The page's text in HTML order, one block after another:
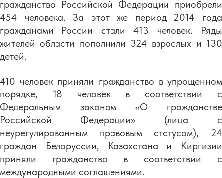
гражданство Российской Федерации приобрели
454 человека. За этот же период 2014 года
гражданами России стали 413 человек. Ряды
жителей области пополнили 324 взрослых и 130
детей.
410 человек приняли гражданство в упрощенном
порядке, 18 человек в соответствии с
Федеральным законом «О гражданстве
Российской Федерации» (лица с
неурегулированным правовым статусом), 24
граждан Белоруссии, Казахстана и Киргизии
приняли гражданство в соответствии с
международными соглашениями.